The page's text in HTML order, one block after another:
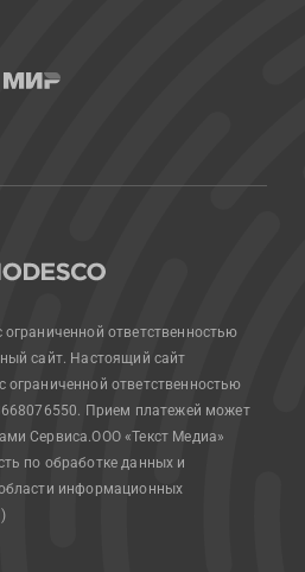
ответственностью
сайт. Настоящий сайт
ограниченной ответственностью
Прием платежей может
Сервиса.ООО «Текст Медиа»
по обработке данных и
информационных